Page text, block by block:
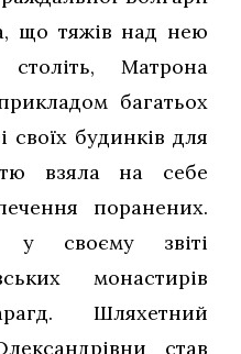
що тяжів над нею
Матрона
багатьох
своїх будинків для
взяла на себе
поранених.
своєму звіті
монастирів
Шляхетний
став